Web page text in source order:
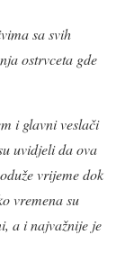
sa svih
ostrvceta gde
i glavni veslači
uvidjeli da ova
vrijeme dok
vremena su
a i najvažnije je